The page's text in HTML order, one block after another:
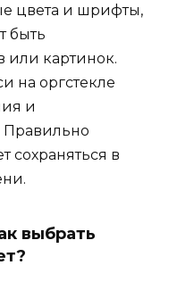
цвета и шрифты,
быть
или картинок.
на оргстекле
и
Правильно
сохраняться в
выбрать